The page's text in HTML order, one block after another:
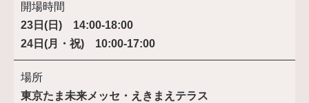
開場時間
23日(日) 14:00-18:00
24日(月・祝) 10:00-17:00
場所
東京たま未来メッセ・えきまえテラス